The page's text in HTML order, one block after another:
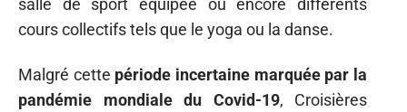
cours collectifs tels que le yoga ou la danse.
Malgré cette période incertaine marquée par la
pandémie mondiale du Covid-19, Croisières